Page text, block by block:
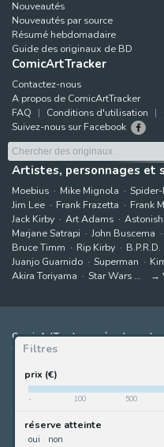
Filtres
prix (€)
- 100 500
réserve atteinte
oui non
Nouveautés
Nouveautés par source
Résumé hebdomadaire
Guide des originaux de BD
ComicArtTracker
Contactez-nous
A propos de ComicArtTracker
FAQ
Conditions d'utilisation
Suivez-nous sur Facebook
Artistes, personnages et
Moebius Mike Mignola Spider-
Jim Lee
Frank Frazetta Frank
Jack Kirby
Art Adams
Marjane Satrapi
John Buscema
Bruce Timm
Rip Kirby B.P.R.D.
Juanjo Guarnido
Superman
Akira Toriyama
Star Wars
ComicArtTracker agrège le
de bandes dessinées à la vente
places de marché et sites
aucune enchère ne peut être
ComicArtTracker. En cas de
prévaut toujours. Certains liens
commission (sans coût
achat via ces liens — ce qui nous